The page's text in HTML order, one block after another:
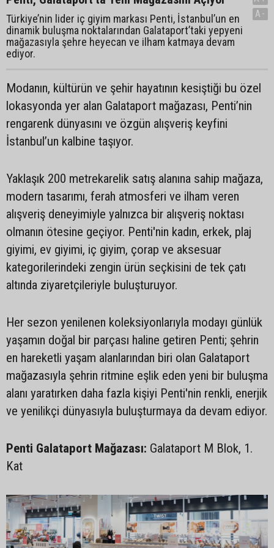
Türkiye’nin lider iç giyim markası Penti, İstanbul’un en
dinamik buluşma noktalarından Galataport’taki yepyeni
mağazasıyla şehre heyecan ve ilham katmaya devam
ediyor.
A-
Modanın, kültürün ve şehir hayatının kesiştiği bu özel
lokasyonda yer alan Galataport mağazası, Penti’nin
rengarenk dünyasını ve özgün alışveriş keyfini
İstanbul’un kalbine taşıyor.
Yaklaşık 200 metrekarelik satış alanına sahip mağaza,
modern tasarımı, ferah atmosferi ve ilham veren
alışveriş deneyimiyle yalnızca bir alışveriş noktası
olmanın ötesine geçiyor. Penti'nin kadın, erkek, plaj
giyimi, ev giyimi, iç giyim, çorap ve aksesuar
kategorilerindeki zengin ürün seçkisini de tek çatı
altında ziyaretçileriyle buluşturuyor.
Her sezon yenilenen koleksiyonlarıyla modayı günlük
yaşamın doğal bir parçası haline getiren Penti; şehrin
en hareketli yaşam alanlarından biri olan Galataport
mağazasıyla şehrin ritmine eşlik eden yeni bir buluşma
alanı yaratırken daha fazla kişiyi Penti'nin renkli, enerjik
ve yenilikçi dünyasıyla buluşturmaya da devam ediyor.
Penti Galataport Mağazası: Galataport M Blok, 1.
Kat